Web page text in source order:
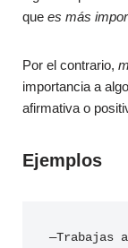
que es más
Por el contrario,
importancia a
afirmativa o
Ejemplos
—Trabajas